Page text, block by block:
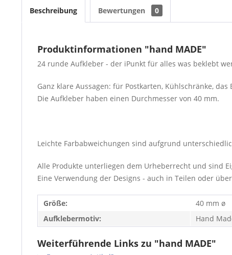
Beschreibung Bewertungen 0
Produktinformationen "hand MADE"
24 runde Aufkleber - der iPunkt für alles was beklebt
Ganz klare Aussagen: für Postkarten, Kühlschränke,
Die Aufkleber haben einen Durchmesser von 40 mm.
Leichte Farbabweichungen sind aufgrund
Alle Produkte unterliegen dem Urheberrecht und sind
Eine Verwendung der Designs - auch in Teilen oder
Größe:
40 mm ø
Aufklebermotiv:
Hand
Weiterführende Links zu "hand MADE"